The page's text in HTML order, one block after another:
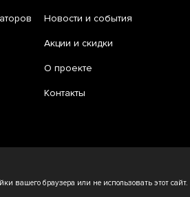
Новости и события
Акции и скидки
О проекте
Контакты
вашего браузера или не использовать этот сайт.